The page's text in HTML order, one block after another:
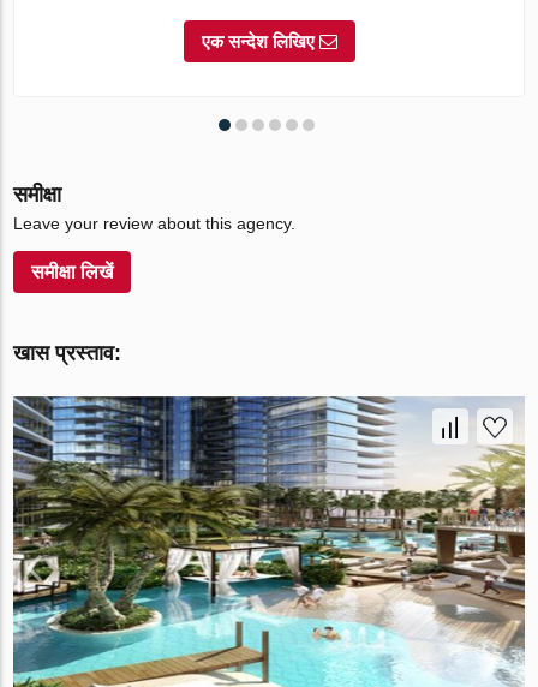
एक सन्देश लिखिए
समीक्षा
Leave your review about this agency.
समीक्षा लिखें
खास प्रस्ताव: